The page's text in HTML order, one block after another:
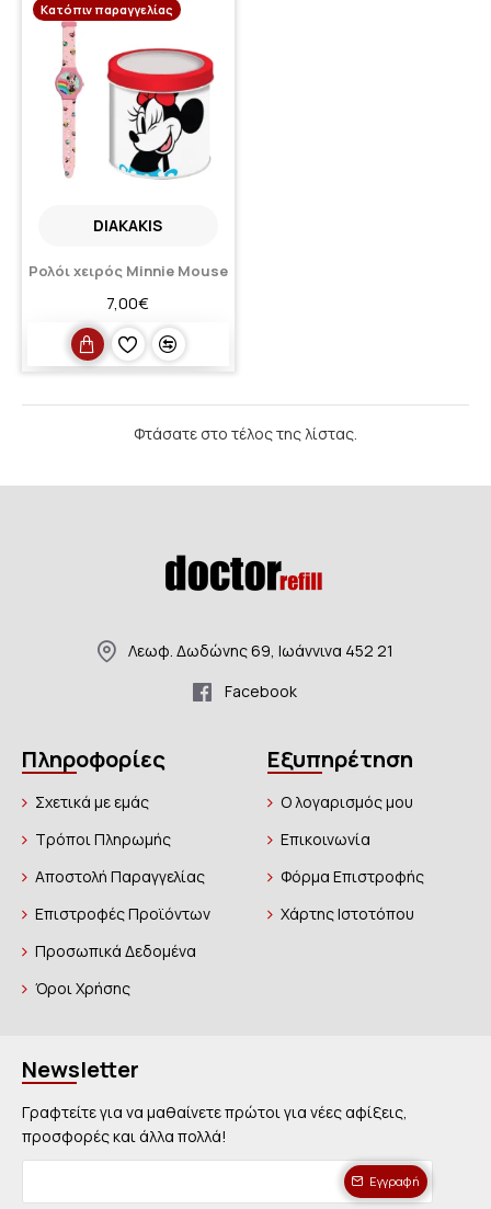
Κατόπιν παραγγελίας
DIAKAKIS
Ρολόι χειρός Minnie Mouse
7,00€
Φτάσατε στο τέλος της λίστας.
Λεωφ. Δωδώνης 69, Ιωάννινα 452 21
Facebook
Πληροφορίες
Σχετικά με εμάς
Τρόποι Πληρωμής
Αποστολή Παραγγελίας
Επιστροφές Προϊόντων
Προσωπικά Δεδομένα
Όροι Χρήσης
Εξυπηρέτηση
Ο λογαρισμός μου
Επικοινωνία
Φόρμα Επιστροφής
Χάρτης Ιστοτόπου
Newsletter
Γραφτείτε για να μαθαίνετε πρώτοι για νέες αφίξεις,
προσφορές και άλλα πολλά!
Εγγραφή